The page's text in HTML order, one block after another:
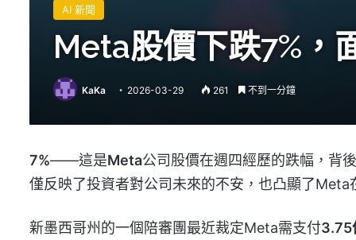
AI 新聞
Meta股價下跌7%，
KaKa 2026-03-29 261 不到一分鐘
7%——這是Meta公司股價在週四經歷的跌幅，背
僅反映了投資者對公司未來的不安，也凸顯了Meta
新墨西哥州的一個陪審團最近裁定Meta需支付3.75